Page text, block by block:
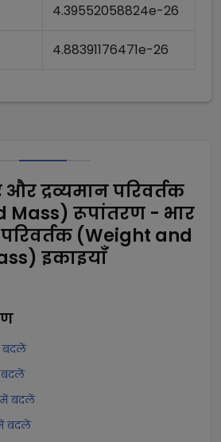
4.39552058824e-26
4.88391176471e-26
द्रव्यमान परिवर्तक
Mass) रूपांतरण - भार
(Weight and
इकाइयाँ
बदलें
बदलें
में बदलें
बदलें